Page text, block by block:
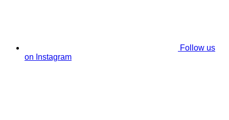
Follow us
on Instagram